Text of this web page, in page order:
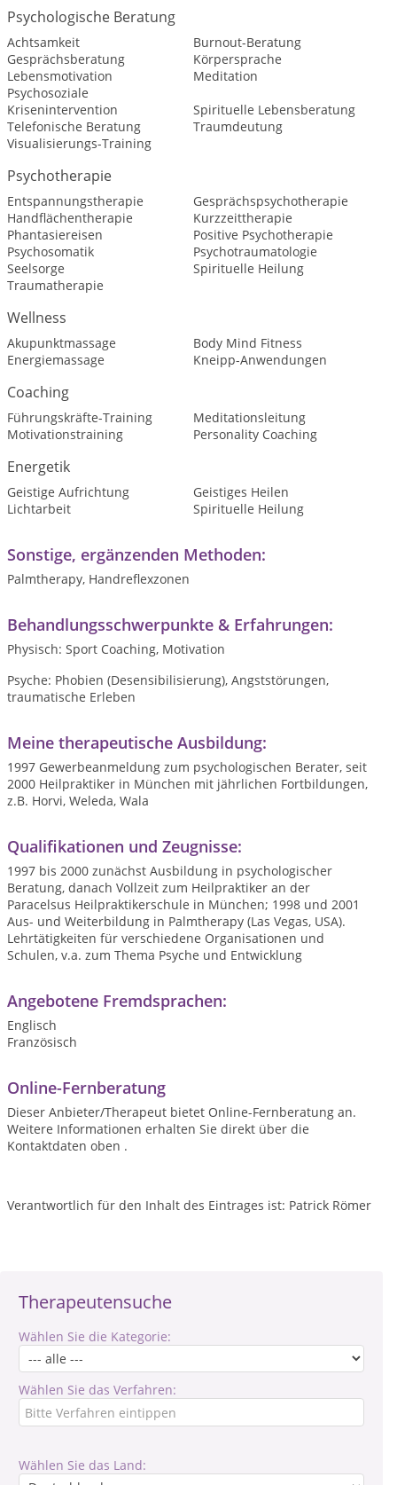
Therapeutensuche
Wählen Sie die Kategorie:
Wählen Sie das Verfahren:
Wählen Sie das Land:
Psychologische Beratung
Achtsamkeit
Burnout-Beratung
Gesprächsberatung
Körpersprache
Lebensmotivation
Meditation
Psychosoziale
Krisenintervention
Spirituelle Lebensberatung
Telefonische Beratung
Traumdeutung
Visualisierungs-Training
Psychotherapie
Entspannungstherapie
Gesprächspsychotherapie
Handflächentherapie
Kurzzeittherapie
Phantasiereisen
Positive Psychotherapie
Psychosomatik
Psychotraumatologie
Seelsorge
Spirituelle Heilung
Traumatherapie
Wellness
Akupunktmassage
Body Mind Fitness
Energiemassage
Kneipp-Anwendungen
Coaching
Führungskräfte-Training
Meditationsleitung
Motivationstraining
Personality Coaching
Energetik
Geistige Aufrichtung
Geistiges Heilen
Lichtarbeit
Spirituelle Heilung
Sonstige, ergänzenden Methoden:
Palmtherapy, Handreflexzonen
Behandlungsschwerpunkte & Erfahrungen:
Physisch: Sport Coaching, Motivation
Psyche: Phobien (Desensibilisierung), Angststörungen,
traumatische Erleben
Meine therapeutische Ausbildung:
1997 Gewerbeanmeldung zum psychologischen Berater, seit
2000 Heilpraktiker in München mit jährlichen Fortbildungen,
z.B. Horvi, Weleda, Wala
Qualifikationen und Zeugnisse:
1997 bis 2000 zunächst Ausbildung in psychologischer
Beratung, danach Vollzeit zum Heilpraktiker an der
Paracelsus Heilpraktikerschule in München; 1998 und 2001
Aus- und Weiterbildung in Palmtherapy (Las Vegas, USA).
Lehrtätigkeiten für verschiedene Organisationen und
Schulen, v.a. zum Thema Psyche und Entwicklung
Angebotene Fremdsprachen:
Englisch
Französisch
Online-Fernberatung
Dieser Anbieter/Therapeut bietet Online-Fernberatung an.
Weitere Informationen erhalten Sie direkt über die
Kontaktdaten oben .
Verantwortlich für den Inhalt des Eintrages ist: Patrick Römer